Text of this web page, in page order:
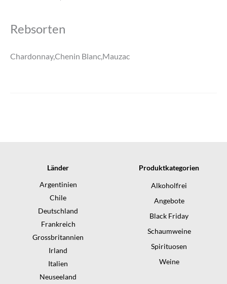
Rebsorten
Chardonnay,Chenin Blanc,Mauzac
Länder
Argentinien
Chile
Deutschland
Frankreich
Grossbritannien
Irland
Italien
Neuseeland
Produktkategorien
Alkoholfrei
Angebote
Black Friday
Schaumweine
Spirituosen
Weine